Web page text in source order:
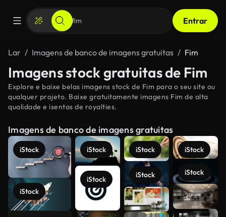
Entrar
Lar Imagens de banco de imagens gratuitas Fim
Imagens stock gratuitas de Fim
Explore e baixe belas imagens stock de Fim para o seu site ou
qualquer projeto. Baixe gratuitamente imagens Fim de alta
qualidade e isentas de royalties.
Imagens de banco de imagens gratuitas
iStock
iStock
iStock
iStock
iStock
iStock
iStock
iStock
Veja mais